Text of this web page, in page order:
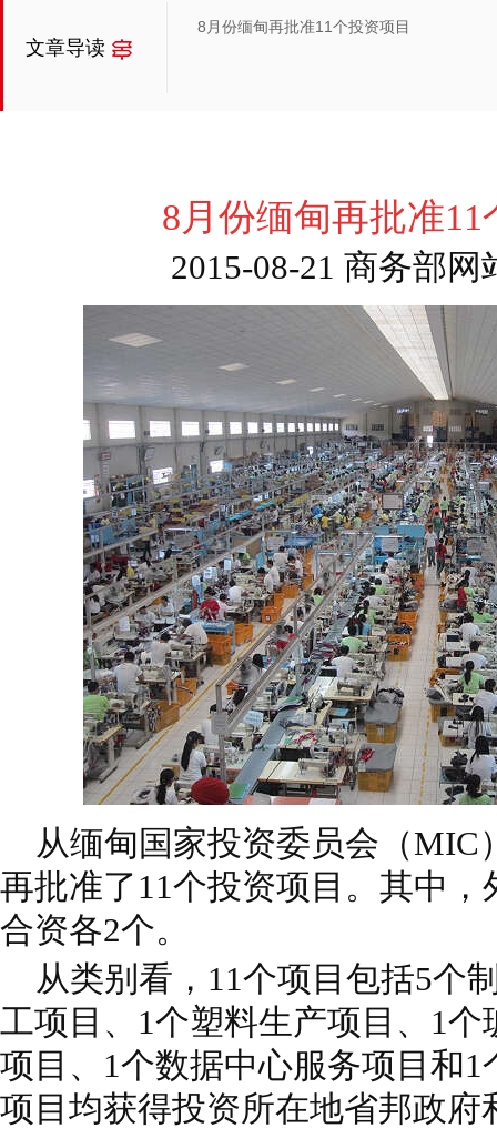
文章导读
8月份缅甸再批准11个投资项目
8月份缅甸再批准11
2015-08-21 商务部网
从缅甸国家投资委员会（MIC
再批准了11个投资项目。其中
合资各2个。
从类别看，11个项目包括5个
工项目、1个塑料生产项目、1
项目、1个数据中心服务项目和
项目均获得投资所在地省邦政府